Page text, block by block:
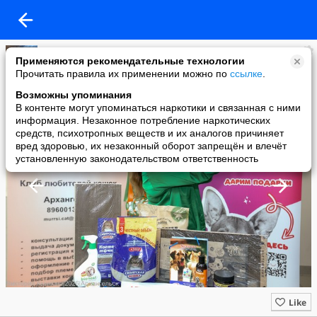
Применяются рекомендательные технологии
Прочитать правила их применении можно по ссылке
Возможны упоминания
В контенте могут упоминаться наркотики и связанная с ними
информация. Незаконное потребление наркотических
средств, психотропных веществ и их аналогов причиняет
вред здоровью, их незаконный оборот запрещён и влечёт
установленную законодательством ответственность
Когтеточки для кошек ТМ "Когтедралка" и "Когтемания"
added a photo
21 May в 17:56
Like